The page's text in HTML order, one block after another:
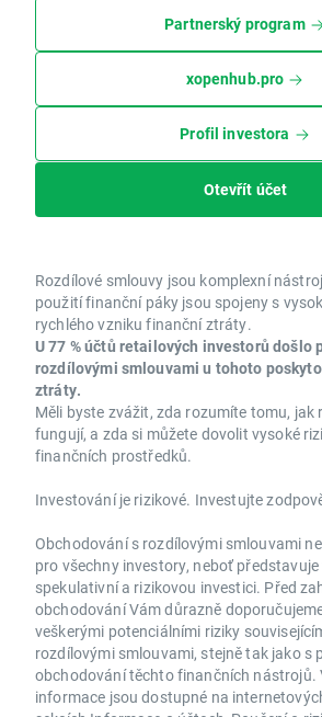
Partnerský program
xopenhub.pro
Profil investora
Otevřít účet
Rozdílové smlouvy jsou komplexní
použití finanční páky jsou spojeny s
rychlého vzniku finanční ztráty.
U 77 % účtů retailových investorů došlo
rozdílovými smlouvami u tohoto
ztráty.
Měli byste zvážit, zda rozumíte tomu, jak
fungují, a zda si můžete dovolit vysoké
finančních prostředků.
Investování je rizikové. Investujte
Obchodování s rozdílovými smlouvami
pro všechny investory, neboť
spekulativní a rizikovou investici. Před
obchodování Vám důrazně
veškerými potenciálními riziky
rozdílovými smlouvami, stejně tak jako s
obchodování těchto finančních nástrojů.
informace jsou dostupné na